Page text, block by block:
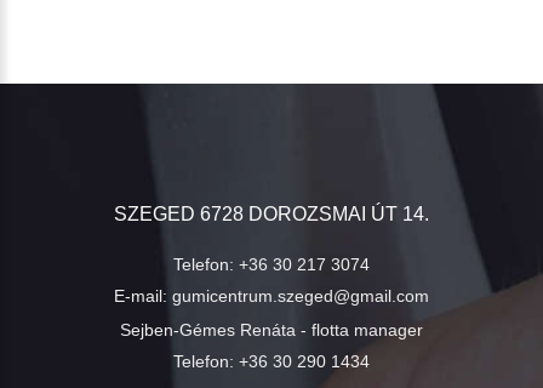
SZEGED 6728 DOROZSMAI ÚT 14.
Telefon: +36 30 217 3074
E-mail: gumicentrum.szeged@gmail.com
Sejben-Gémes Renáta - flotta manager
Telefon: +36 30 290 1434